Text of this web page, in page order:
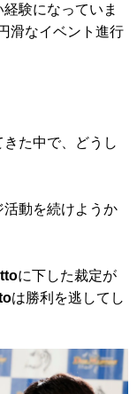
験になっていま
滑なイベント進行
た中で、どうし
活動を続けようか
に下した裁定が
は勝利を逃してし